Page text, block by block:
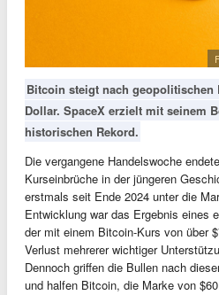
Bitcoin steigt nach geopolitischen
Dollar. SpaceX erzielt mit seinem
historischen Rekord.
Die vergangene Handelswoche
Kurseinbrüche in der jüngeren
erstmals seit Ende 2024 unter die
Entwicklung war das Ergebnis eines
der mit einem Bitcoin-Kurs von über
Verlust mehrerer wichtiger
Dennoch griffen die Bullen nach
und halfen Bitcoin, die Marke von